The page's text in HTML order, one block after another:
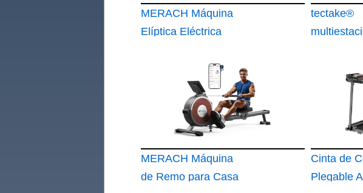
MERACH Máquina
Elíptica Eléctrica
tectake®
MERACH Máquina
de Remo para Casa
Cinta de
Plegable